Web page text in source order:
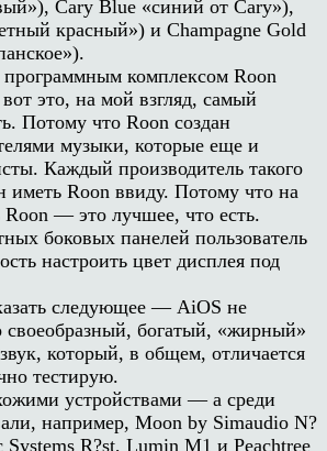
Cary Blue «синий от Cary»),
красный») и Champagne Gold
комплексом Roon
это, на мой взгляд, самый
Потому что Roon создан
музыки, которые еще и
Каждый производитель такого
иметь Roon ввиду. Потому что на
— это лучшее, что есть.
боковых панелей пользователь
настроить цвет дисплея под
следующее — AiOS не
своеобразный, богатый, «жирный»
который, в общем, отличается
тестирую.
устройствами — а среди
например, Moon by Simaudio N?
R?st, Lumin M1 и Peachtree